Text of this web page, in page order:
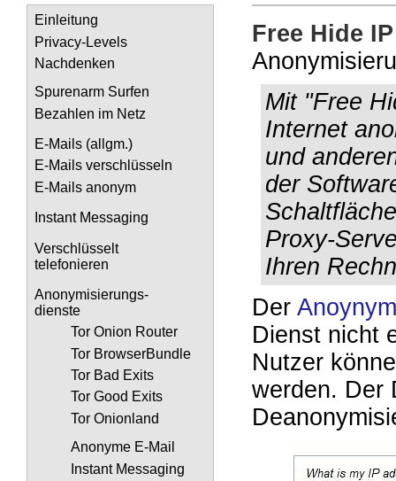
Free Hide IP
Mit "Free
Internet
und
der
Proxy-
Ihren
Der
Dienst nicht
Nutzer
werden. Der
Einleitung
Privacy-Levels
Nachdenken
Spurenarm Surfen
Bezahlen im Netz
E-Mails (allgm.)
E-Mails verschlüsseln
E-Mails anonym
Instant Messaging
Verschlüsselt
telefonieren
Anonymisierungs-
dienste
Tor Onion Router
Tor BrowserBundle
Tor Bad Exits
Tor Good Exits
Tor Onionland
Anonyme E-Mail
Instant Messaging